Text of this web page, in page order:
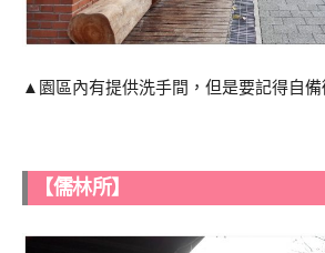
▲園區內有提供洗手間，但是要記得自備
【儒林所】